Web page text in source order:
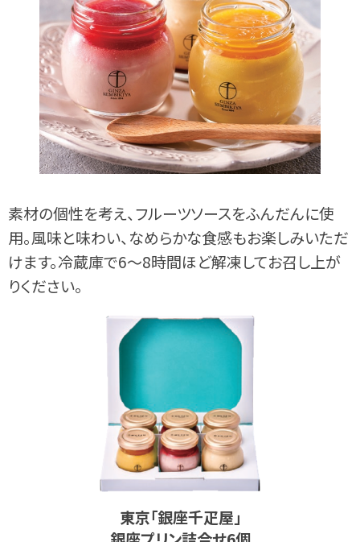
素材の個性を考え、フルーツソースをふんだんに使
用。風味と味わい、なめらかな食感もお楽しみいただ
けます。冷蔵庫で6〜8時間ほど解凍してお召し上が
りください。
東京｢銀座千疋屋｣